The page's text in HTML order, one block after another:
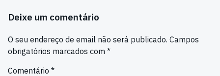
Deixe um comentário
O seu endereço de email não será publicado. Campos
obrigatórios marcados com *
Comentário *